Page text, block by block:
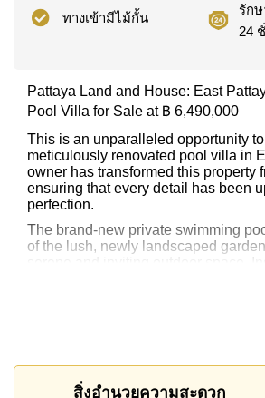
ทางเข้ามีไม้กั้น
รัก
24
Pattaya Land and House: East
Pool Villa for Sale at ฿ 6,490,000
This is an unparalleled opportunity
meticulously renovated pool villa in
owner has transformed this property
ensuring that every detail has been
perfection.
The brand-new private swimming
of the lush, newly landscaped
serene and inviting outdoor space.
The modern Western-style kitchen is
Located approximately 6 kilometers
Pattaya City, Pattaya Land and
สิ่งอำนวยความสะดวก